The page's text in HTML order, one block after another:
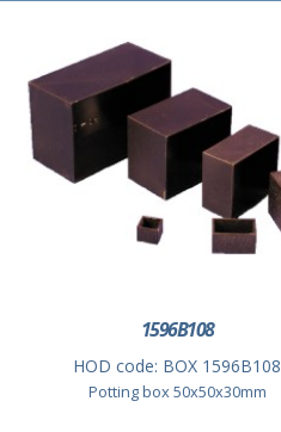
1596B108
HOD code: BOX 1596B108
Potting box 50x50x30mm